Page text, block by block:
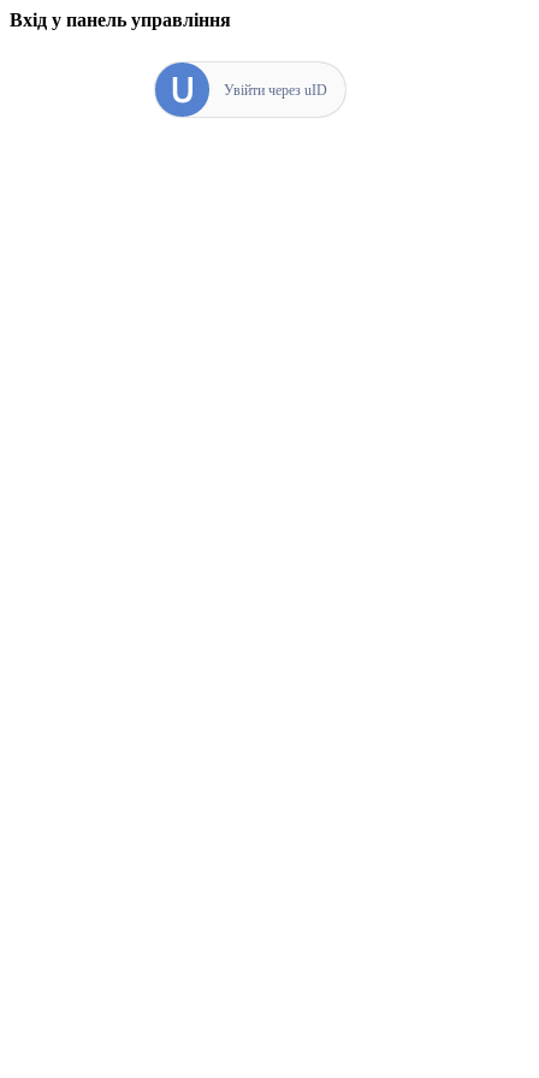
Вхід у панель управління
Увійти через uID